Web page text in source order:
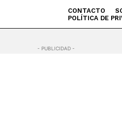
CONTACTO
POLÍTICA DE
- PUBLICIDAD -